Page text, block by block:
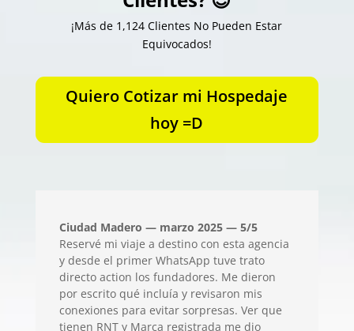
¡Más de 1,124 Clientes No Pueden Estar
Equivocados!
Quiero Cotizar mi Hospedaje
hoy =D
Ciudad Madero — marzo 2025 — 5/5
Reservé mi viaje a destino con esta agencia
y desde el primer WhatsApp tuve trato
directo action los fundadores. Me dieron
por escrito qué incluía y revisaron mis
conexiones para evitar sorpresas. Ver que
tienen RNT y Marca registrada me dio